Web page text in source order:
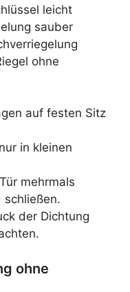
leicht
sauber
ohne
auf festen Sitz
in kleinen
mehrmals
der Dichtung
ohne